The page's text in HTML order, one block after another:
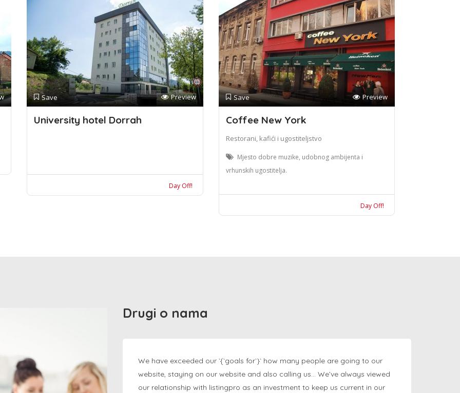
Save Preview
University hotel Dorrah
Day Off!
Save Preview
Coffee New York
Restorani, kafići i ugostiteljstvo
Mjesto dobre muzike, udobnog ambijenta i
vrhunskih ugostitelja.
Day Off!
Drugi o nama
We have exceeded our `{`goals for`}` how many people are going to our
website, staying on our website and also calling us… We’ve always viewed
our relationship with listingpro as an investment to keep us current in our